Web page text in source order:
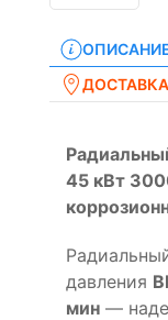
ДОСТАВКА
45 кВт
давления
мин —